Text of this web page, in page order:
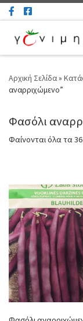
Μετάβαση στο
Αρχική Σελίδα»
αναρριχώμενο”
Φασόλι
Φαίνονται όλα τα